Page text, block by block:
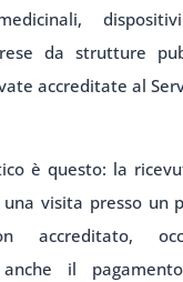
da strutture
accreditate al
è questo: la
visita presso un
accreditato,
il